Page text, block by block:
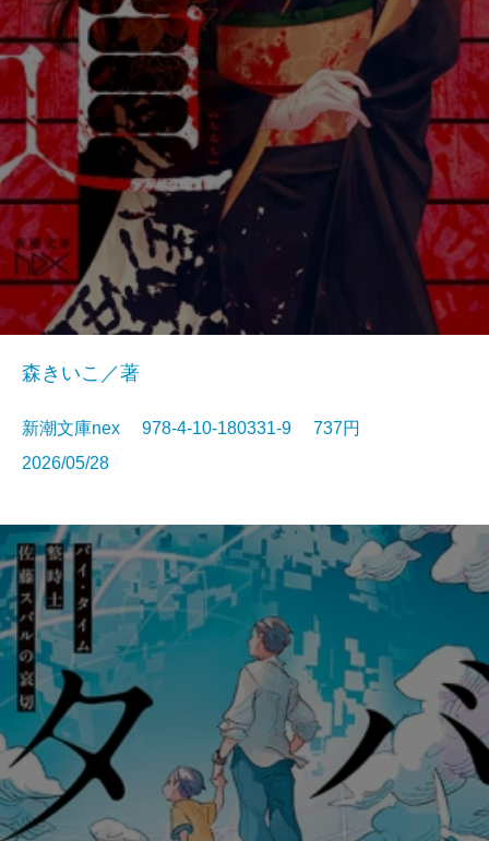
森きいこ／著
新潮文庫nex 978-4-10-180331-9 737円
2026/05/28